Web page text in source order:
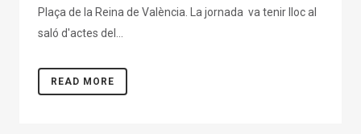
Plaça de la Reina de València. La jornada va tenir lloc al
saló d'actes del...
READ MORE